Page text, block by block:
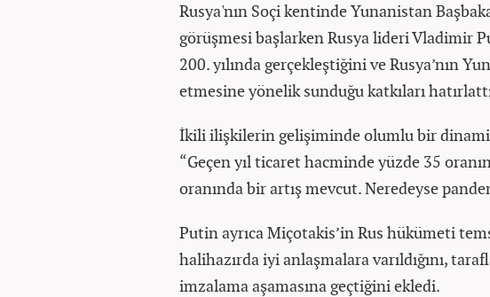
Rusya'nın Soçi kentinde Yunanistan
görüşmesi başlarken Rusya lideri Vladimir
200. yılında gerçekleştiğini ve Rusya’nın
etmesine yönelik sunduğu katkıları
İkili ilişkilerin gelişiminde olumlu bir
“Geçen yıl ticaret hacminde yüzde 35
oranında bir artış mevcut. Neredeyse
Putin ayrıca Miçotakis’in Rus hükümeti
halihazırda iyi anlaşmalara varıldığını,
imzalama aşamasına geçtiğini ekledi.